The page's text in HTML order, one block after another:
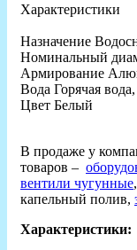
Характеристики
Назначение
Номинальный
Армирование
Вода Горячая
Цвет Белый
В продаже у
товаров –
вентили чугунные
капельный полив,
Характеристики: